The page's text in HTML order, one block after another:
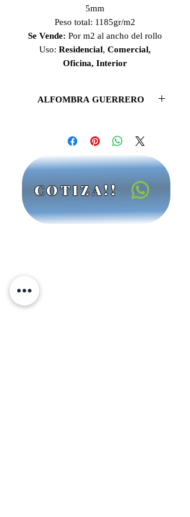
5mm
Peso total: 1185gr/m2
Se Vende: Por m2 al ancho del rollo
Uso: Residencial, Comercial,
Oficina, Interior
ALFOMBRA GUERRERO
extensa gama de colores, las
alfombras Guerrero-Sprint son
perfectas paraoficina, además de ser
COTIZA!!